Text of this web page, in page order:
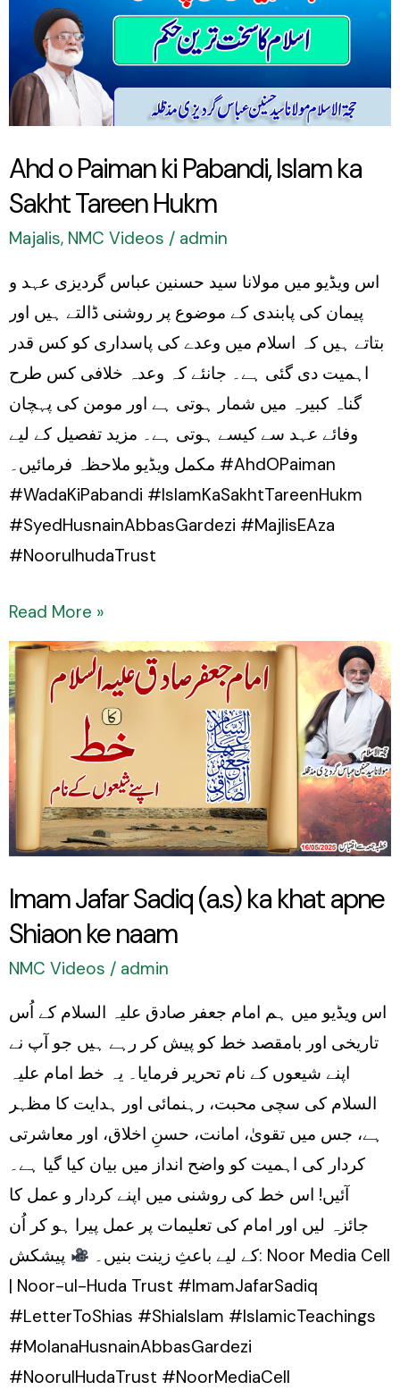
Ahd o Paiman ki Pabandi, Islam ka
Sakht Tareen Hukm
Majalis, NMC Videos / admin
اس ویڈیو میں مولانا سید حسنین عباس گردیزی عہد و
پیمان کی پابندی کے موضوع پر روشنی ڈالتے ہیں اور
بتاتے ہیں کہ اسلام میں وعدے کی پاسداری کو کس قدر
اہمیت دی گئی ہے۔ جانئے کہ وعدہ خلافی کس طرح
گناہ کبیرہ میں شمار ہوتی ہے اور مومن کی پہچان
وفائے عہد سے کیسے ہوتی ہے۔ مزید تفصیل کے لیے
مکمل ویڈیو ملاحظہ فرمائیں۔ #AhdOPaiman
#WadaKiPabandi #IslamKaSakhtTareenHukm
#SyedHusnainAbbasGardezi #MajlisEAza
#NoorulhudaTrust
Pabandi,
Islam
ka
Tareen
Hukm
Read More »
Imam Jafar Sadiq (a.s) ka khat apne
Shiaon ke naam
NMC Videos / admin
اس ویڈیو میں ہم امام جعفر صادق علیہ السلام کے اُس
تاریخی اور بامقصد خط کو پیش کر رہے ہیں جو آپ نے
اپنے شیعوں کے نام تحریر فرمایا۔ یہ خط امام علیہ
السلام کی سچی محبت، رہنمائی اور ہدایت کا مظہر
ہے، جس میں تقویٰ، امانت، حسنِ اخلاق، اور معاشرتی
کردار کی اہمیت کو واضح انداز میں بیان کیا گیا ہے۔
آئیں! اس خط کی روشنی میں اپنے کردار و عمل کا
جائزہ لیں اور امام کی تعلیمات پر عمل پیرا ہو کر اُن
کے لیے باعثِ زینت بنیں۔
پیشکش: Noor Media Cell
| Noor-ul-Huda Trust #ImamJafarSadiq
#LetterToShias #ShiaIslam #IslamicTeachings
#MolanaHusnainAbbasGardezi
#NoorulHudaTrust #NoorMediaCell
Imam
Jafar
Sadiq
(a.s)
ka
khat
apne
ke
naam